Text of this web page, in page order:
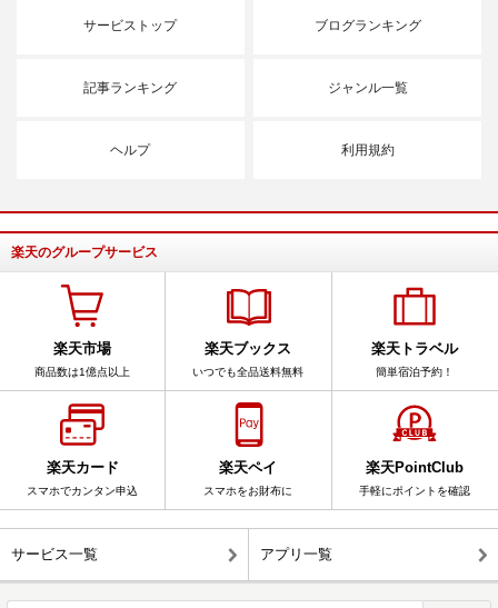
サービストップ ブログランキング
記事ランキング ジャンル一覧
ヘルプ 利用規約
楽天のグループサービス
楽天市場
商品数は1億点以上
楽天ブックス
いつでも全品送料無料
楽天トラベル
簡単宿泊予約！
楽天カード
スマホでカンタン申込
楽天ペイ
スマホをお財布に
楽天PointClub
手軽にポイントを確認
サービス一覧 アプリ一覧